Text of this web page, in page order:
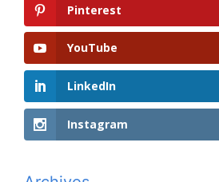
Pinterest
YouTube
LinkedIn
Instagram